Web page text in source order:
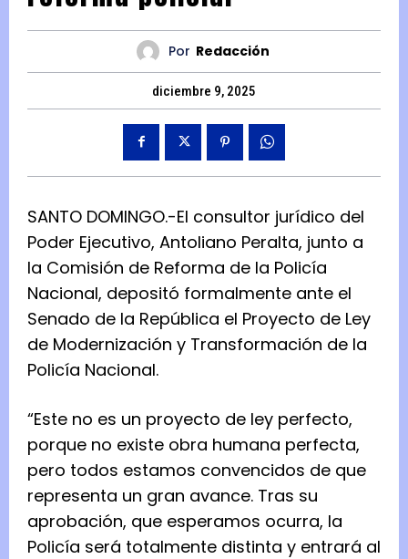
Por Redacción
diciembre 9, 2025
SANTO DOMINGO.-El consultor jurídico del
Poder Ejecutivo, Antoliano Peralta, junto a
la Comisión de Reforma de la Policía
Nacional, depositó formalmente ante el
Senado de la República el Proyecto de Ley
de Modernización y Transformación de la
Policía Nacional.
“Este no es un proyecto de ley perfecto,
porque no existe obra humana perfecta,
pero todos estamos convencidos de que
representa un gran avance. Tras su
aprobación, que esperamos ocurra, la
Policía será totalmente distinta y entrará al